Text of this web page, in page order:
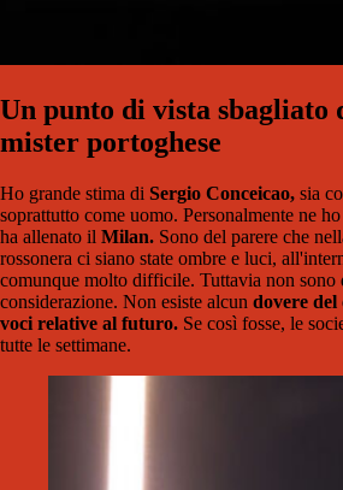
Un punto di vista sbagliato
mister portoghese
Ho grande stima di Sergio Conceicao, sia
soprattutto come uomo. Personalmente ne
ha allenato il Milan. Sono del parere che
rossonera ci siano state ombre e luci,
comunque molto difficile. Tuttavia non sono
considerazione. Non esiste alcun dovere
voci relative al futuro. Se così fosse, le
tutte le settimane.